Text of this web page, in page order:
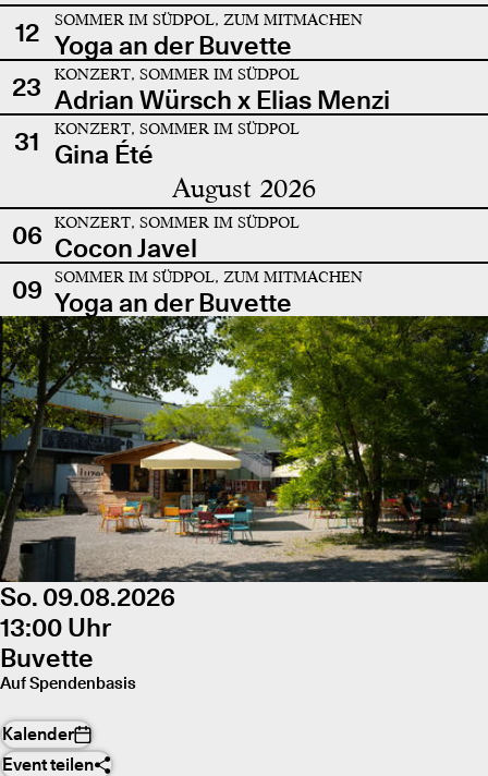
12 SOMMER IM SÜDPOL, ZUM MITMACHEN
Yoga an der Buvette
23
KONZERT, SOMMER IM SÜDPOL
Adrian Würsch x Elias Menzi
31
KONZERT, SOMMER IM SÜDPOL
Gina Été
August 2026
06 KONZERT, SOMMER IM SÜDPOL
Cocon Javel
09
SOMMER IM SÜDPOL, ZUM MITMACHEN
Yoga an der Buvette
So. 09.08.2026
13:00 Uhr
Buvette
Auf Spendenbasis
Kalender
Event teilen